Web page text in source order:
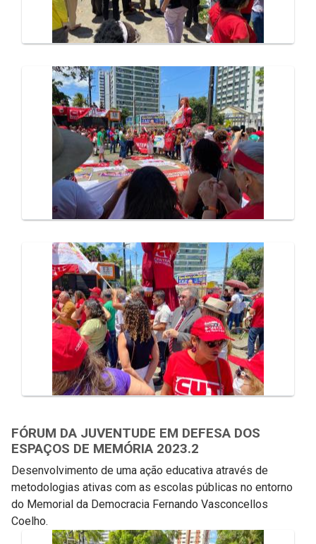
FÓRUM DA JUVENTUDE EM DEFESA DOS
ESPAÇOS DE MEMÓRIA 2023.2
Desenvolvimento de uma ação educativa através de
metodologias ativas com as escolas públicas no entorno
do Memorial da Democracia Fernando Vasconcellos
Coelho.
Galeria de Mídias